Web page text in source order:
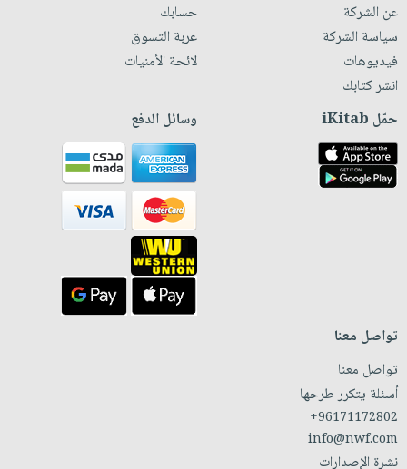
عن الشركة
سياسة الشركة
فيديوهات
انشر كتابك
حسابك
عربة التسوق
لائحة الأمنيات
حمّل iKitab وسائل الدفع
تواصل معنا
تواصل معنا
أسئلة يتكرر طرحها
+96171172802
info@nwf.com
نشرة الإصدارات